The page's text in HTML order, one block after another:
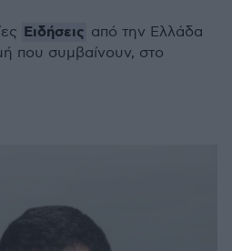
Ειδήσεις από την Ελλάδα
που συμβαίνουν, στο